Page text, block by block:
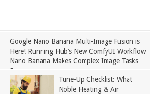
Google Nano Banana Multi-Image Fusion is
Here! Running Hub’s New ComfyUI Workflow
Nano Banana Makes Complex Image Tasks
Easy
November 21, 2025 0
Tune-Up Checklist: What
Noble Heating & Air